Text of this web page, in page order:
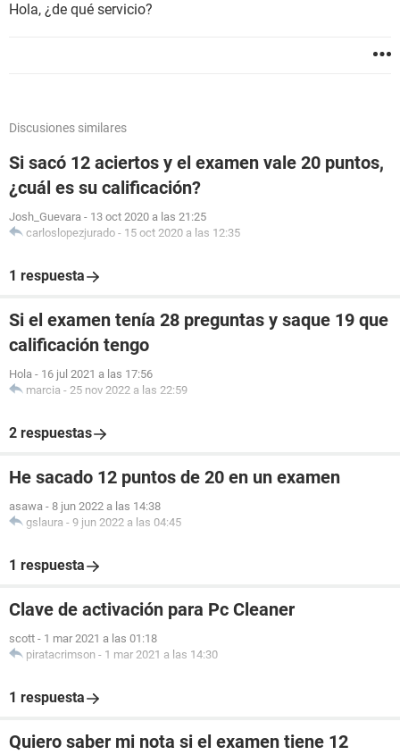
Hola, ¿de qué servicio?
Discusiones similares
Si sacó 12 aciertos y el examen vale 20 puntos,
¿cuál es su calificación?
Josh_Guevara - 13 oct 2020 a las 21:25
carloslopezjurado - 15 oct 2020 a las 12:35
1 respuesta
Si el examen tenía 28 preguntas y saque 19 que
calificación tengo
Hola - 16 jul 2021 a las 17:56
marcia - 25 nov 2022 a las 22:59
2 respuestas
He sacado 12 puntos de 20 en un examen
asawa - 8 jun 2022 a las 14:38
gslaura - 9 jun 2022 a las 04:45
1 respuesta
Clave de activación para Pc Cleaner
scott - 1 mar 2021 a las 01:18
piratacrimson - 1 mar 2021 a las 14:30
1 respuesta
Quiero saber mi nota si el examen tiene 12